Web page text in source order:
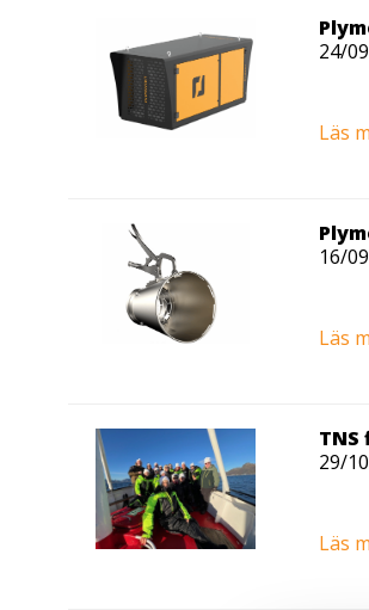
24/
Läs
16/
Läs
TNS
29/
Läs